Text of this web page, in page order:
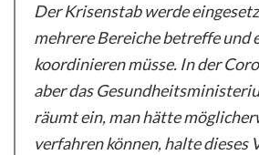
Der Krisenstab werde
mehrere Bereiche betreffe und
koordinieren müsse. In der
aber das
räumt ein, man hätte
verfahren können, halte dieses